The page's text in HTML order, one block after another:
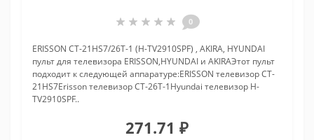
0
ERISSON CT-21HS7/26T-1 (H-TV2910SPF) , AKIRA, HYUNDAI
пульт для телевизора ERISSON,HYUNDAI и AKIRAЭтот пульт
подходит к следующей аппаратуре:ERISSON телевизор CT-
21HS7Erisson телевизор CT-26T-1Hyundai телевизор H-
TV2910SPF..
271.71 ₽